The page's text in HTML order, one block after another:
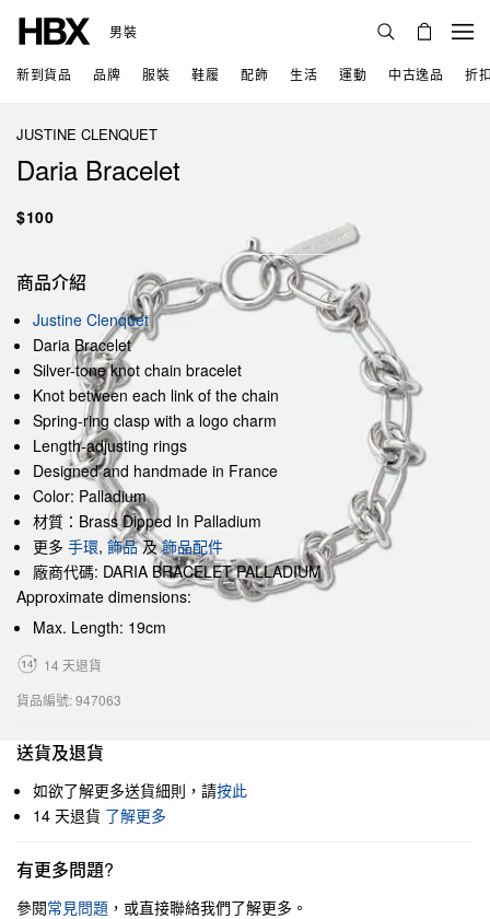
男裝
新到貨品 品牌 服裝 鞋履 配飾 生活 運動 中古逸品 折
JUSTINE CLENQUET
Daria Bracelet
$100
商品介紹
Justine Clenquet
Daria Bracelet
Silver-tone knot chain bracelet
Knot between each link of the chain
Spring-ring clasp with a logo charm
Length-adjusting rings
Designed and handmade in France
Color: Palladium
材質：Brass Dipped In Palladium
更多 手環, 飾品及飾品配件
廠商代碼: DARIA BRACELET PALLADIUM
Approximate dimensions:
Max. Length: 19cm
14 天退貨
貨品編號: 947063
送貨及退貨
如欲了解更多送貨細則，請按此
14 天退貨 了解更多
有更多問題?
參閱常見問題 ，或直接聯絡我們了解更多。